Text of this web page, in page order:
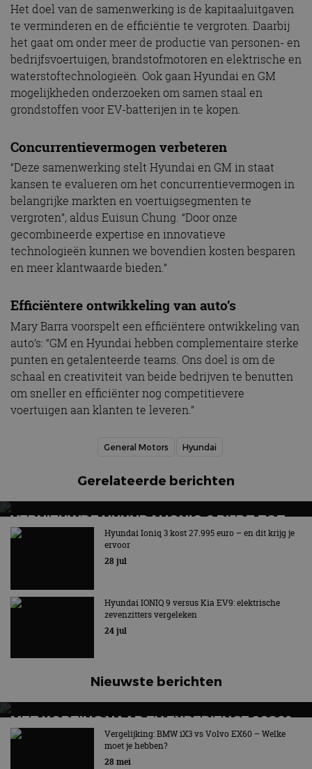
Het doel van de samenwerking is de kapitaaluitgaven
te verminderen en de efficiëntie te vergroten. Daarbij
het gaat om onder meer de productie van personen- en
bedrijfsvoertuigen, brandstofmotoren en elektrische en
waterstoftechnologieën. Ook gaan Hyundai en GM
mogelijkheden onderzoeken om samen staal en
grondstoffen voor EV-batterijen in te kopen.
Concurrentievermogen verbeteren
“Deze samenwerking stelt Hyundai en GM in staat
kansen te evalueren om het concurrentievermogen in
belangrijke markten en voertuigsegmenten te
vergroten”, aldus Euisun Chung. “Door onze
gecombineerde expertise en innovatieve
technologieën kunnen we bovendien kosten besparen
en meer klantwaarde bieden.”
Efficiëntere ontwikkeling van auto’s
Mary Barra voorspelt een efficiëntere ontwikkeling van
auto’s: “GM en Hyundai hebben complementaire sterke
punten en getalenteerde teams. Ons doel is om de
schaal en creativiteit van beide bedrijven te benutten
om sneller en efficiënter nog competitievere
voertuigen aan klanten te leveren.”
General Motors Hyundai
Gerelateerde berichten
VERNIEUWDE HYUNDAI IONIQ 6 RIJDT TOT
680 KILOMETER EN WORDT GOEDKOPER
Keuze uit twee accupakketten
Hyundai Ioniq 3 kost 27.995 euro – en dit krijg je
ervoor
28 jul
Hyundai IONIQ 9 versus Kia EV9: elektrische
zevenzitters vergeleken
24 jul
Nieuwste berichten
MET KORTING NAAR EV EXPERIENCE 2026?
AUTORAI REGELT HET!
EV Experience 2026 van 24 tot 26 september
Vergelijking: BMW iX3 vs Volvo EX60 – Welke
moet je hebben?
28 mei